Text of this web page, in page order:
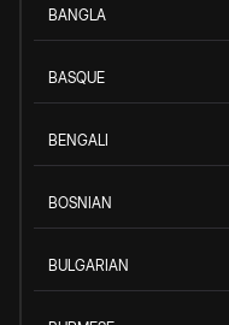
BANGLA
BASQUE
BENGALI
BOSNIAN
BULGARIAN